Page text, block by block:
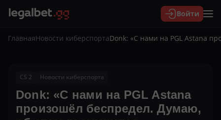
Войти
ГлавнаяНовости киберспортаDonk: «С нами на PGL Astana
CS 2 Новости киберспорта
Donk: «С нами на PGL Astana
произошёл беспредел. Думаю,